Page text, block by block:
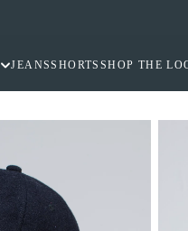
JEANSSHORTS SHOP THE